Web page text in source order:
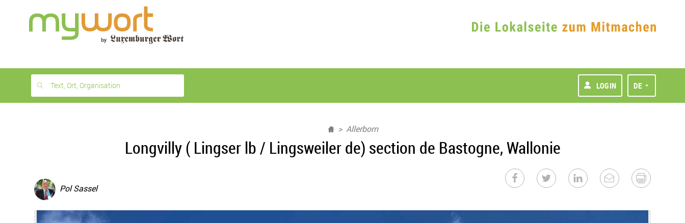
month
free
Text, Ort, Organisation LOGIN DE
Allerborn
Longvilly ( Lingser lb / Lingsweiler de) section de Bastogne, Wallonie
Pol Sassel